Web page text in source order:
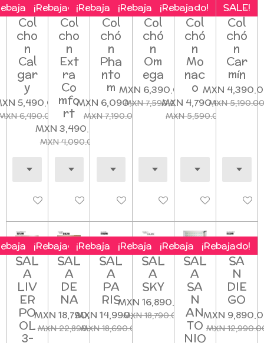
Col
cho
n
Cal
gar
y
5,490.00
6,490.00
Deshabilitado
¡Rebajado!
Col
cho
n
Ext
ra
Co
mfo
rt
MXN 3,490.00
MXN 4,090.00
Deshabilitado
¡Rebajado!
Col
chó
n
Pha
nto
m
MXN 6,090.00
MXN 7,190.00
Deshabilitado
¡Rebajado!
Col
chó
n
Om
ega
MXN 6,390.00
MXN 7,590.00
Deshabilitado
¡Rebajado!
Col
chó
n
Mo
nac
o
MXN 4,790.00
MXN 5,590.00
Deshabilitado
SALE!
Col
chó
n
Car
mín
MXN
MXN
SAL
A
LIV
ER
PO
OL
3-
¡Rebajado!
SAL
A
DE
NA
MXN 18,790.00
MXN 22,890.00
¡Rebajado!
SAL
A
PA
RIS
MXN 14,990.00
MXN 18,690.00
¡Rebajado!
SAL
A
SKY
MXN 16,890.00
MXN 18,790.00
¡Rebajado!
SAL
A
SA
N
AN
TO
NIO
¡Rebajado!
SA
N
DIE
GO
MXN
MXN